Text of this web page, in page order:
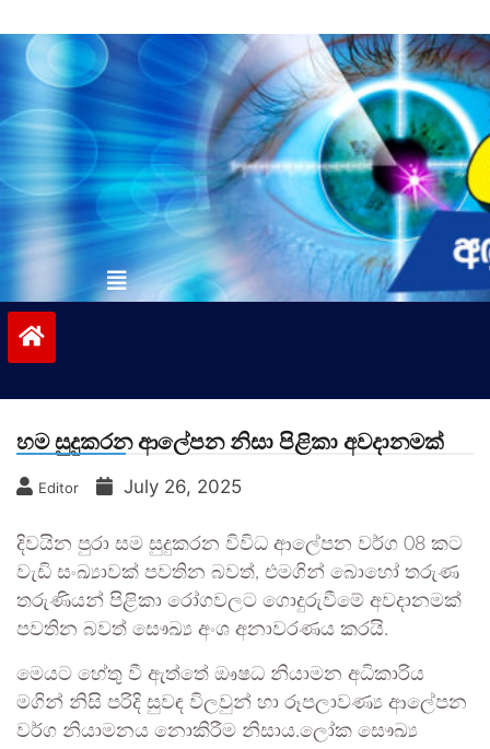
to
contentvinivida.lk
හම සුදුකරන ආලේපන නිසා පිළිකා අවදානමක්
Editor July 26, 2025
දිවයින පුරා සම සුදුකරන විවිධ ආලේපන වර්ග 08 කට
වැඩි සංඛ්‍යාවක් පවතින බවත්, එමගින් බොහෝ තරුණ
තරුණියන් පිළිකා රෝගවලට ගොදුරුවීමේ අවදානමක්
පවතින බවත් සෞඛ්‍ය අංශ අනාවරණය කරයි.
මෙයට හේතු වී ඇත්තේ ඖෂධ නියාමන අධිකාරිය
මගින් නිසි පරිදි සුවඳ විලවුන් හා රූපලාවණ්‍ය ආලේපන
වර්ග නියාමනය නොකිරීම නිසාය.ලෝක සෞඛ්‍ය